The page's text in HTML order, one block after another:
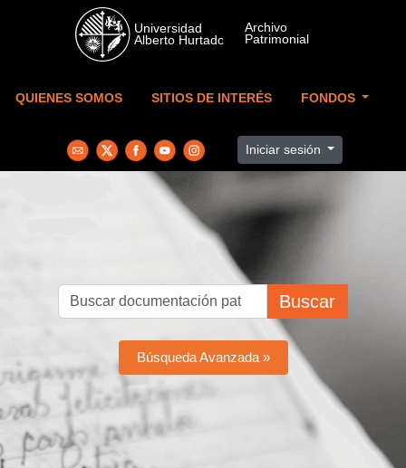
Skip to main content
QUIENES SOMOS SITIOS DE INTERÉS FONDOS
Iniciar sesión
Buscar
Búsqueda Avanzada »